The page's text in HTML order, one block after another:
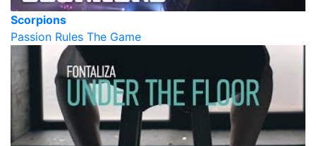
Scorpions
Passion Rules The Game